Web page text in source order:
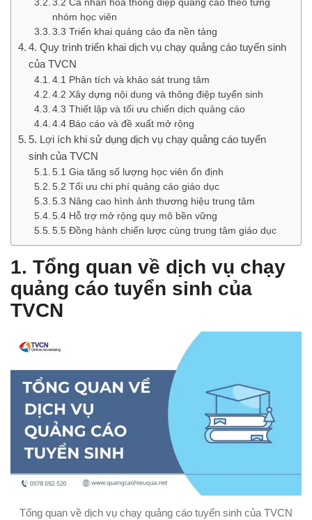
3.2 Cá nhân hóa thông điệp quảng cáo theo từng
nhóm học viên
3.3 Triển khai quảng cáo đa nền tảng
4. Quy trình triển khai dịch vụ chạy quảng cáo tuyển sinh
của TVCN
4.1 Phân tích và khảo sát trung tâm
4.2 Xây dựng nội dung và thông điệp tuyển sinh
4.3 Thiết lập và tối ưu chiến dịch quảng cáo
4.4 Báo cáo và đề xuất mở rộng
5. Lợi ích khi sử dụng dịch vụ chạy quảng cáo tuyển
sinh của TVCN
5.1 Gia tăng số lượng học viên ổn định
5.2 Tối ưu chi phí quảng cáo giáo dục
5.3 Nâng cao hình ảnh thương hiệu trung tâm
5.4 Hỗ trợ mở rộng quy mô bền vững
5.5 Đồng hành chiến lược cùng trung tâm giáo dục
1. Tổng quan về dịch vụ chạy
quảng cáo tuyển sinh của
TVCN
Tổng quan về dịch vụ chạy quảng cáo tuyển sinh của TVCN